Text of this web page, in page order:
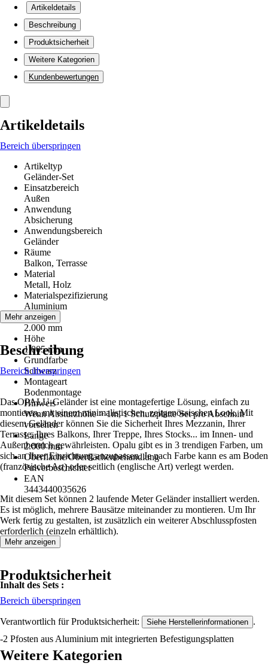
Artikeldetails
Beschreibung
Produktsicherheit
Weitere Kategorien
Kundenbewertungen
Artikeldetails
Bereich überspringen
Artikeltyp
Geländer-Set
Einsatzbereich
Außen
Anwendung
Absicherung
Anwendungsbereich
Geländer
Räume
Balkon, Terrasse
Material
Metall, Holz
Materialspezifizierung
Aluminium
Breite
2.000 mm
Höhe
1.005 mm
Grundfarbe
Schwarz
Montageart
Bodenmontage
Hinweis
Wenn Absturzhöhe > 1m, 1 Schutzplatte Set pro Abschnitt
vorsehen
Länge
2.000 mm
Oberfläche/Oberflächenbehandlung
Pulverbeschichtet
EAN
3443440035626
Mehr anzeigen
Beschreibung
Bereich überspringen
Das OPALU-Geländer ist eine montagefertige Lösung, einfach zu
montieren, mit einem minimalistischen, zeitgenössischen Look. Mit
diesem Geländer können Sie die Sicherheit Ihres Mezzanin, Ihrer
Terrasse, Ihres Balkons, Ihrer Treppe, Ihres Stocks... im Innen- und
Außenbereich gewährleisten. Opalu gibt es in 3 trendigen Farben, um
sich an Ihrer Einrichtung anzupassen. Je nach Farbe kann es am Boden
(französische Art) oder seitlich (englische Art) verlegt werden.
Mit diesem Set können 2 laufende Meter Geländer installiert werden.
Es ist möglich, mehrere Bausätze miteinander zu montieren. Um Ihr
Werk fertig zu gestalten, ist zusätzlich ein weiterer Abschlusspfosten
erforderlich (einzeln erhältlich).
Inhalt des Sets :
-2 Pfosten aus Aluminium mit integrierten Befestigungsplatten
Mehr anzeigen
Produktsicherheit
Bereich überspringen
Verantwortlich für Produktsicherheit: Siehe Herstellerinformationen .
Weitere Kategorien